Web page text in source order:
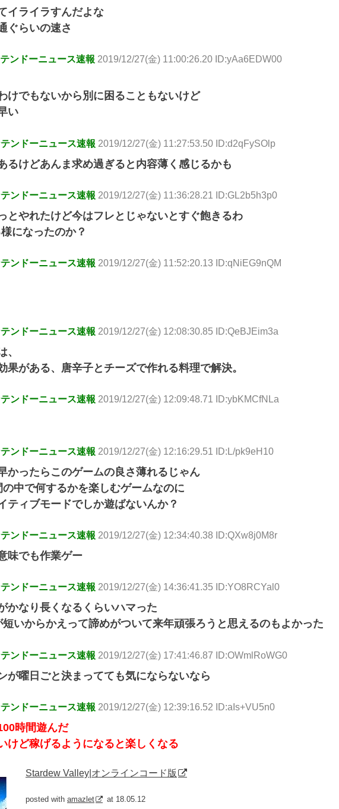
イライラすんだよな
ぐらいの速さ
ンドーニュース速報 2019/12/27(金) 11:00:26.20 ID:yAa6EDW00
けでもないから別に困ることもないけど
い
ンドーニュース速報 2019/12/27(金) 11:27:53.50 ID:d2qFySOlp
るけどあんま求め過ぎると内容薄く感じるかも
ンドーニュース速報 2019/12/27(金) 11:36:28.21 ID:GL2b5h3p0
とやれたけど今はフレとじゃないとすぐ飽きるわ
になったのか？
ンドーニュース速報 2019/12/27(金) 11:52:20.13 ID:qNiEG9nQM
ンドーニュース速報 2019/12/27(金) 12:08:30.85 ID:QeBJEim3a
、
果がある、唐辛子とチーズで作れる料理で解決。
ンドーニュース速報 2019/12/27(金) 12:09:48.71 ID:ybKMCfNLa
ンドーニュース速報 2019/12/27(金) 12:16:29.51 ID:L/pk9eH10
かったらこのゲームの良さ薄れるじゃん
中で何するかを楽しむゲームなのに
ティブモードでしか遊ばないんか？
ンドーニュース速報 2019/12/27(金) 12:34:40.38 ID:QXw8j0M8r
味でも作業ゲー
ンドーニュース速報 2019/12/27(金) 14:36:41.35 ID:YO8RCYal0
かなり長くなるくらいハマった
いからかえって諦めがついて来年頑張ろうと思えるのもよかった
ンドーニュース速報 2019/12/27(金) 17:41:46.87 ID:OWmlRoWG0
が曜日ごと決まってても気にならないなら
ンドーニュース速報 2019/12/27(金) 12:39:16.52 ID:aIs+VU5n0
時間遊んだ
けど稼げるようになると楽しくなる
Stardew Valley|オンラインコード版
posted with amazlet at 18.05.12